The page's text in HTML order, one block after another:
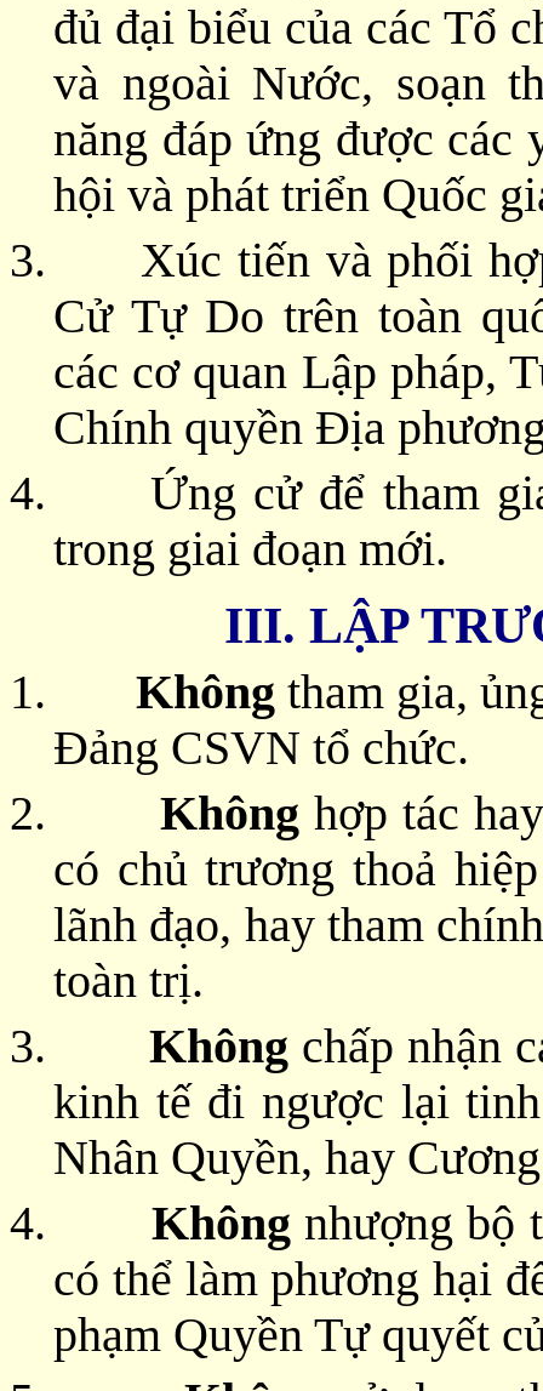
đủ đại biểu của các Tổ
và ngoài Nước, soạn
năng đáp ứng được các
hội và phát triển Quốc
3. Xúc tiến và phối hợp
Cử Tự Do trên toàn
các cơ quan Lập pháp,
Chính quyền Địa
4. Ứng cử để tham gia
trong giai đoạn mới.
III. LẬP
1. Không tham gia,
Đảng CSVN tổ chức.
2.
Không hợp tác
có chủ trương thoả
lãnh đạo, hay tham
toàn trị.
3.
Không chấp nhận
kinh tế đi ngược lại
Nhân Quyền, hay
4.
Không nhượng bộ
có thể làm phương hại
phạm Quyền Tự quyết